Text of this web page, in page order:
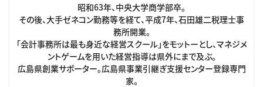
昭和63年、中央大学商学部卒。
その後、大手ゼネコン勤務等を経て、平成7年、石田雄二税理士事
務所開業。
「会計事務所は最も身近な経営スクール」をモットーとし、マネジメ
ントゲームを用いた経営指導は県外にまで及ぶ。
広島県創業サポーター。広島県事業引継ぎ支援センター登録専門
家。